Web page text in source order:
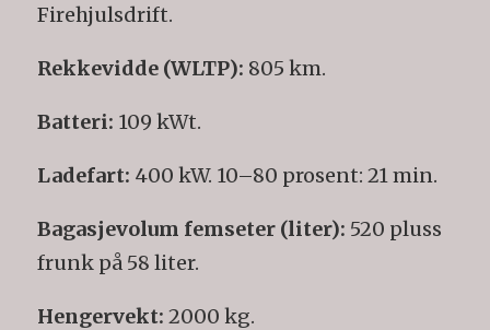
Firehjulsdrift.
Rekkevidde (WLTP): 805 km.
Batteri: 109 kWt.
Ladefart: 400 kW. 10–80 prosent: 21 min.
Bagasjevolum femseter (liter): 520 pluss
frunk på 58 liter.
Hengervekt: 2000 kg.